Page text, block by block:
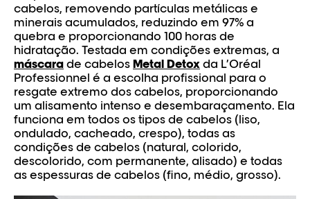
cabelos, removendo partículas metálicas e
minerais acumulados, reduzindo em 97% a
quebra e proporcionando 100 horas de
hidratação. Testada em condições extremas, a
máscara de cabelos Metal Detox da L’Oréal
Professionnel é a escolha profissional para o
resgate extremo dos cabelos, proporcionando
um alisamento intenso e desembaraçamento. Ela
funciona em todos os tipos de cabelos (liso,
ondulado, cacheado, crespo), todas as
condições de cabelos (natural, colorido,
descolorido, com permanente, alisado) e todas
as espessuras de cabelos (fino, médio, grosso).